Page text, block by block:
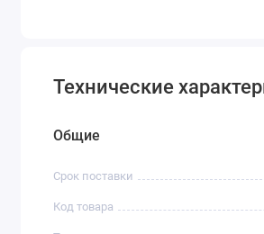
R0000
Технические
Общие
Срок поставки
Код товара